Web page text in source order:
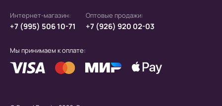
Интернет-магазин:
+7 (995) 506 10-71
Оптовые продажи:
+7 (926) 920 02-03
Мы принимаем к оплате: